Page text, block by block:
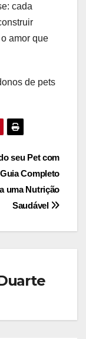
cada
amor que
de pets
seu Pet com
Completo
uma Nutrição
Saudável